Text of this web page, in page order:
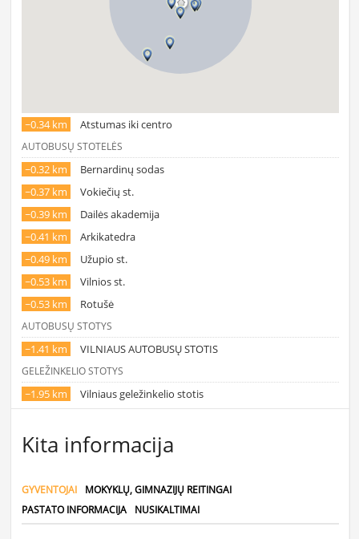
~0.34 km Atstumas iki centro
AUTOBUSŲ STOTELĖS
~0.32 km
Bernardinų sodas
~0.37 km
Vokiečių st.
~0.39 km
Dailės akademija
~0.41 km
Arkikatedra
~0.49 km
Užupio st.
~0.53 km
Vilnios st.
~0.53 km
Rotušė
AUTOBUSŲ STOTYS
~1.41 km VILNIAUS AUTOBUSŲ STOTIS
GELEŽINKELIO STOTYS
~1.95 km Vilniaus geležinkelio stotis
Kita informacija
GYVENTOJAI
MOKYKLŲ, GIMNAZIJŲ REITINGAI
PASTATO INFORMACIJA
NUSIKALTIMAI